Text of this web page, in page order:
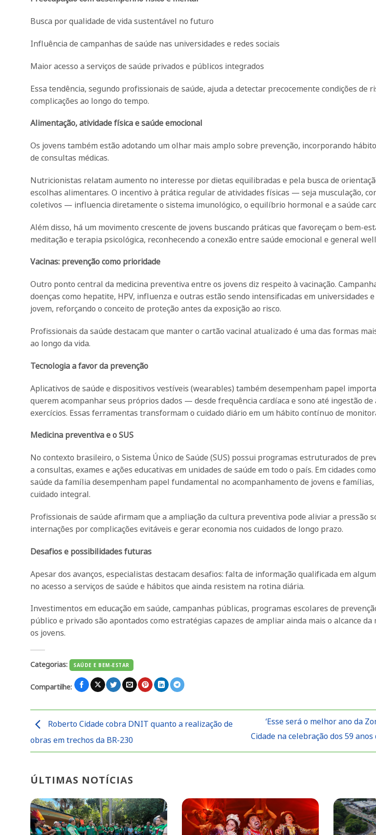
Busca por qualidade de vida sustentável no futuro
Influência de campanhas de saúde nas universidades e redes sociais
Maior acesso a serviços de saúde privados e públicos integrados
Essa tendência, segundo profissionais de saúde, ajuda a detectar precocemente condições de
complicações ao longo do tempo.
Alimentação, atividade física e saúde emocional
Os jovens também estão adotando um olhar mais amplo sobre prevenção, incorporando
de consultas médicas.
Nutricionistas relatam aumento no interesse por dietas equilibradas e pela busca de
escolhas alimentares. O incentivo à prática regular de atividades físicas — seja musculação,
coletivos — influencia diretamente o sistema imunológico, o equilíbrio hormonal e a saúde
Além disso, há um movimento crescente de jovens buscando práticas que favoreçam o bem-
meditação e terapia psicológica, reconhecendo a conexão entre saúde emocional e general
Vacinas: prevenção como prioridade
Outro ponto central da medicina preventiva entre os jovens diz respeito à vacinação.
doenças como hepatite, HPV, influenza e outras estão sendo intensificadas em universidades e
jovem, reforçando o conceito de proteção antes da exposição ao risco.
Profissionais da saúde destacam que manter o cartão vacinal atualizado é uma das formas
ao longo da vida.
Tecnologia a favor da prevenção
Aplicativos de saúde e dispositivos vestíveis (wearables) também desempenham papel
querem acompanhar seus próprios dados — desde frequência cardíaca e sono até ingestão de
exercícios. Essas ferramentas transformam o cuidado diário em um hábito contínuo de
Medicina preventiva e o SUS
No contexto brasileiro, o Sistema Único de Saúde (SUS) possui programas estruturados de
a consultas, exames e ações educativas em unidades de saúde em todo o país. Em cidades
saúde da família desempenham papel fundamental no acompanhamento de jovens e
cuidado integral.
Profissionais de saúde afirmam que a ampliação da cultura preventiva pode aliviar a pressão
internações por complicações evitáveis e gerar economia nos cuidados de longo prazo.
Desafios e possibilidades futuras
Apesar dos avanços, especialistas destacam desafios: falta de informação qualificada em
no acesso a serviços de saúde e hábitos que ainda resistem na rotina diária.
Investimentos em educação em saúde, campanhas públicas, programas escolares de
público e privado são apontados como estratégias capazes de ampliar ainda mais o alcance
os jovens.
Categorias: SAÚDE E BEM-ESTAR
Compartilhe:
Roberto Cidade cobra DNIT quanto a realização de
obras em trechos da BR-230
‘Esse será o melhor ano da
Cidade na celebração dos 59
ÚLTIMAS NOTÍCIAS